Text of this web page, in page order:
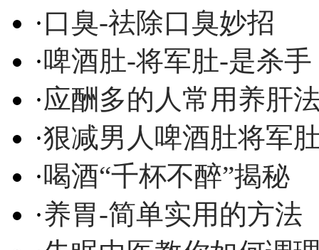
·口臭-祛除口臭妙招
·啤酒肚-将军肚-是杀手
·应酬多的人常用养肝
·狠减男人啤酒肚将军
·喝酒“千杯不醉”揭秘
·养胃-简单实用的方法